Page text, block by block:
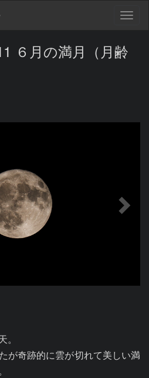
６月の満月（月齢
が奇跡的に雲が切れて美しい満